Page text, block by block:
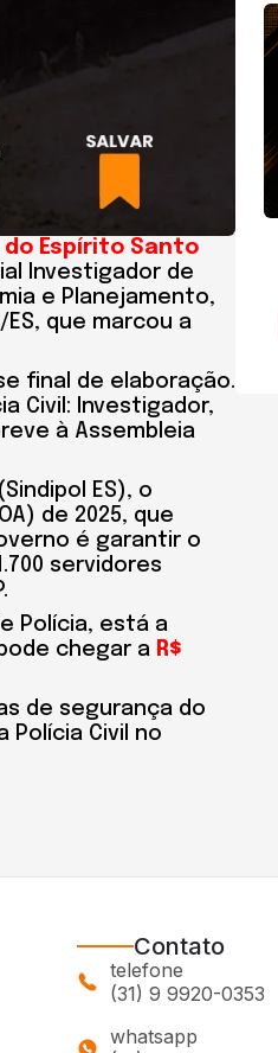
do Espírito Santo
Investigador de
e Planejamento,
que marcou a
final de elaboração.
Civil: Investigador,
à Assembleia
ES), o
de 2025, que
é garantir o
servidores
Polícia, está a
chegar a R$
de segurança do
Polícia Civil no
Contato
telefone
(31) 9 9920-0353
whatsapp